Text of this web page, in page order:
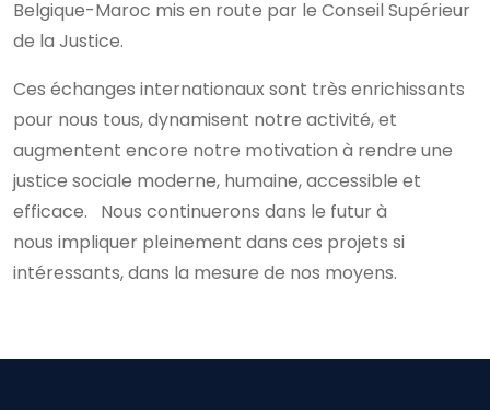
Belgique-Maroc mis en route par le Conseil Supérieur
de la Justice.
Ces échanges internationaux sont très enrichissants
pour nous tous, dynamisent notre activité, et
augmentent encore notre motivation à rendre une
justice sociale moderne, humaine, accessible et
efficace. Nous continuerons dans le futur à
nous impliquer pleinement dans ces projets si
intéressants, dans la mesure de nos moyens.